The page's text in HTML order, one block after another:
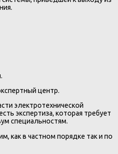
центр.
электротехнической
экспертиза, которая требует
специальностям.
как в частном порядке так и по